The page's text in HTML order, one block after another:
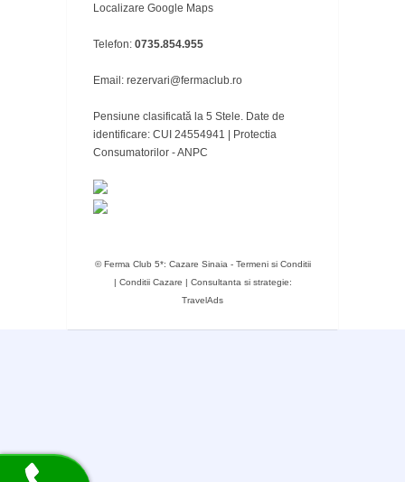
Localizare Google Maps
Telefon: 0735.854.955
Email: rezervari@fermaclub.ro
Pensiune clasificată la 5 Stele. Date de
identificare: CUI 24554941 | Protectia
Consumatorilor - ANPC
© Ferma Club 5*: Cazare Sinaia - Termeni si Conditii
| Conditii Cazare | Consultanta si strategie:
TravelAds